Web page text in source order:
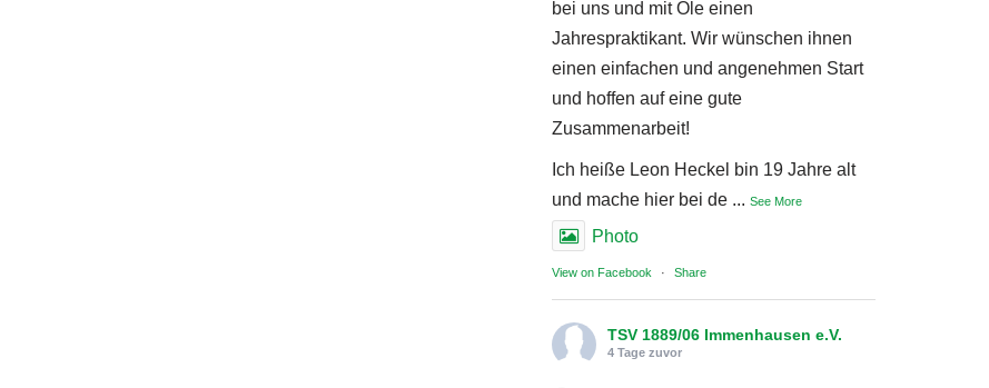
bei uns und mit Ole einen
Jahrespraktikant. Wir wünschen ihnen
einen einfachen und angenehmen Start
und hoffen auf eine gute
Zusammenarbeit!
Ich heiße Leon Heckel bin 19 Jahre alt
und mache hier bei de ... See More
Photo
View on Facebook · Share
TSV 1889/06 Immenhausen e.V.
4 Tage zuvor